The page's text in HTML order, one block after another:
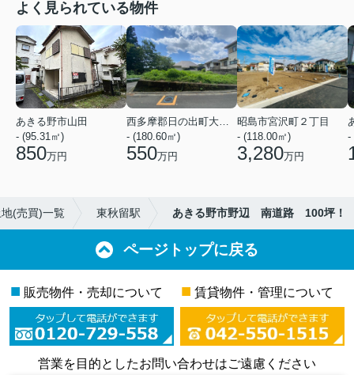
よく見られている物件
あきる野市山田
- (95.31㎡)
850万円
- (180.60㎡)
550万円
昭島市宮沢町２丁目
- (118.00㎡)
3,280万円
-
(売買)一覧 東秋留駅 あきる野市野辺 南道路 100坪！
ページトップに戻る
■ 販売物件・売却について ■ 賃貸物件・管理について
営業を目的としたお問い合わせはご遠慮ください